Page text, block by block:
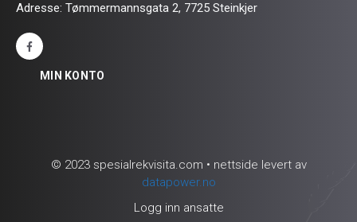
Adresse: Tømmermannsgata 2, 7725 Steinkjer
MIN KONTO
© 2023 spesialrekvisita.com • nettside levert av
datapower.no
Logg inn ansatte